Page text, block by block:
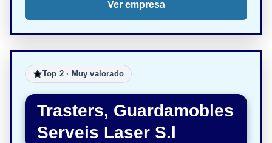
Ver empresa
Top 2 · Muy valorado
Trasters, Guardamobles
Serveis Laser S.l